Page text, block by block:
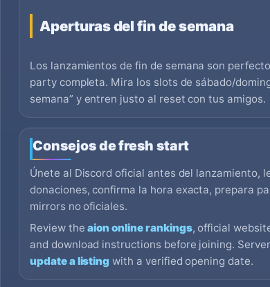
Aperturas del fin de semana
Los lanzamientos de fin de semana son
party completa. Mira los slots de sábado/
semana” y entren justo al reset con tus amigos.
Consejos de fresh start
Únete al Discord oficial antes del lanzamiento,
donaciones, confirma la hora exacta, prepara
mirrors no oficiales.
Review theaion online rankings, official
and download instructions before joining.
update a listing with a verified opening date.